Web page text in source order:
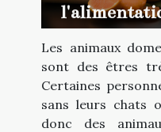
Les animaux
sont des êtres
Certaines
sans leurs chats
donc des